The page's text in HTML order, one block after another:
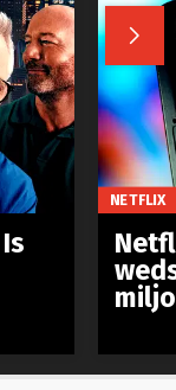

NETFLIX